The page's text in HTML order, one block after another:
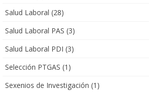
Salud Laboral (28)
Salud Laboral PAS (3)
Salud Laboral PDI (3)
Selección PTGAS (1)
Sexenios de Investigación (1)